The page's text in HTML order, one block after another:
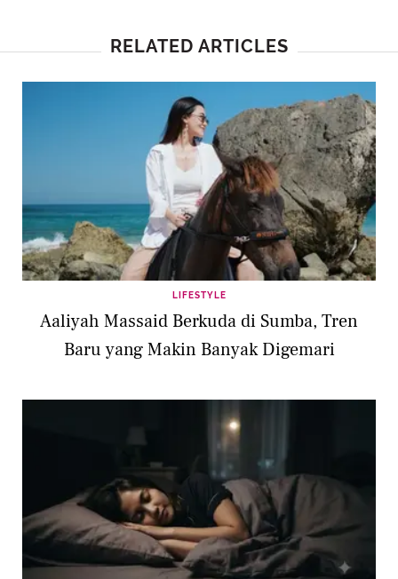
RELATED ARTICLES
LIFESTYLE
Aaliyah Massaid Berkuda di Sumba, Tren
Baru yang Makin Banyak Digemari